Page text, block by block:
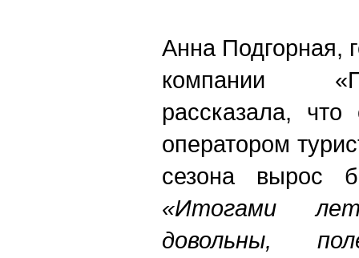
Анна Подгорная,
компании
рассказала,
оператором
сезона вырос
«Итогами
довольны,